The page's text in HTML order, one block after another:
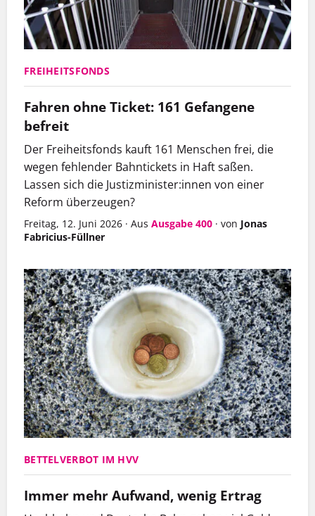
FREIHEITSFONDS
Fahren ohne Ticket: 161 Gefangene
befreit
Der Freiheitsfonds kauft 161 Menschen frei, die
wegen fehlender Bahntickets in Haft saßen.
Lassen sich die Justizminister:innen von einer
Reform überzeugen?
Freitag, 12. Juni 2026 · Aus Ausgabe 400 · von Jonas
Fabricius-Füllner
BETTELVERBOT IM HVV
Immer mehr Aufwand, wenig Ertrag